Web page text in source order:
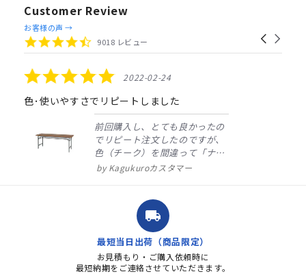
Customer Review
Reviews
carousel
Carousel
4.4
star
9018 レビュー
お客様の声 →
5.0
star
rating
2022-02-24
色･使いやすさでリピートしました
前回購入し、とても良かったの
でリピート注文したのですが、
色（チーク）を間違って「ナチ
ュラル」としてしまいました。
ました。商品到着も早く、品
質・使いやすさで満足していま
す。また、リピートするときは
よろしくお...
Kagukuroカスタマー
local_shipping
最短当日出荷（商品限定）
お見積もり・ご購入依頼時に
最短納期をご連絡させていただきます。